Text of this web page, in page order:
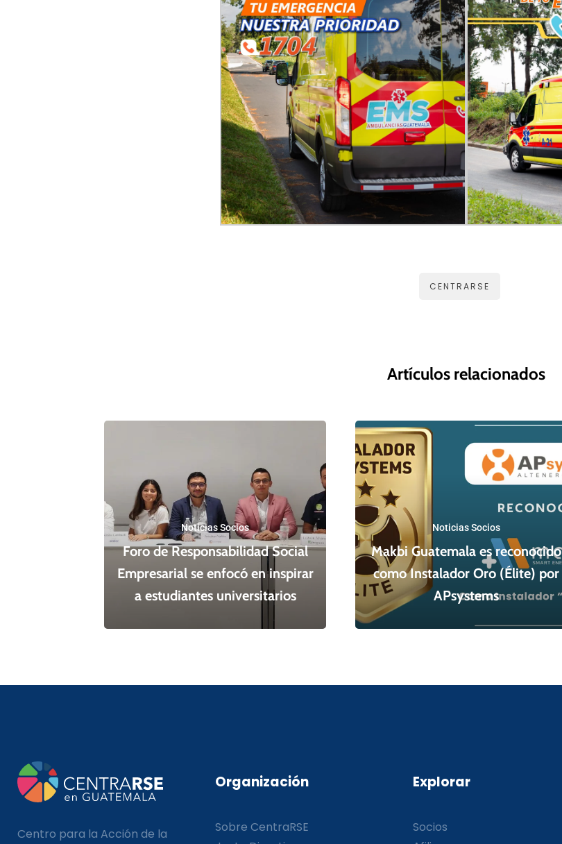
CENTRARSE
Artículos relacionados
Noticias Socios
Foro de Responsabilidad Social
Empresarial se enfocó en inspirar
a estudiantes universitarios
Noticias Socios
Makbi Guatemala es reconocido
como Instalador Oro (Élite) por
APsystems
Centro para la Acción de la
Organización
Sobre CentraRSE
Explorar
Socios